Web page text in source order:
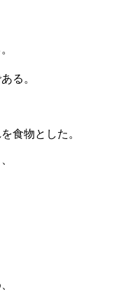
る。
食物とした。